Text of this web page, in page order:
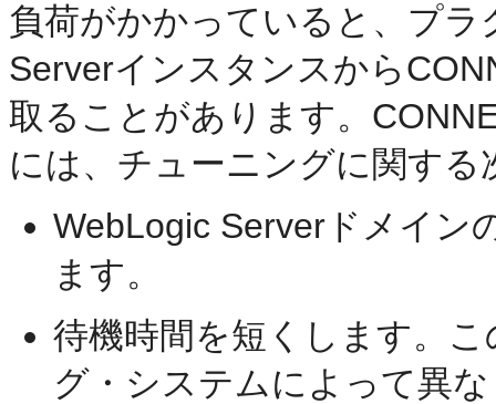
負荷がかかっていると、プ
Serverインスタンスから
取ることがあります。
には、チューニングに関す
WebLogic Serverドメイン
ます。
待機時間を短くします。
グ・システムによって異